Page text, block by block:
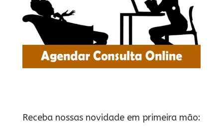
Receba nossas novidade em primeira mão: